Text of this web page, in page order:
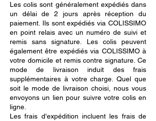
Les colis sont généralement expédiés dans
un délai de 2 jours après réception du
paiement. Ils sont expédiés via COLISSIMO
en point relais avec un numéro de suivi et
remis sans signature. Les colis peuvent
également être expédiés via COLISSIMO à
votre domicile et remis contre signature. Ce
mode de livraison induit des frais
supplémentaires à votre charge. Quel que
soit le mode de livraison choisi, nous vous
envoyons un lien pour suivre votre colis en
ligne.
Les frais d'expédition incluent les frais de